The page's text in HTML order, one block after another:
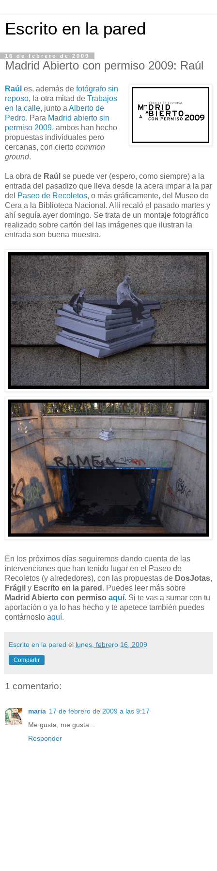
Escrito en la pared
16 de febrero de 2009
Madrid Abierto con permiso 2009: Raúl
Raúl es, además de fotógrafo sin
reposo, la otra mitad de Trabajos
en la calle, junto a Alberto de
Pedro. Para Madrid abierto sin
permiso 2009, ambos han hecho
propuestas individuales pero
cercanas, con cierto common
ground.
La obra de Raúl se puede ver (espero, como siempre) a la
entrada del pasadizo que lleva desde la acera impar a la par
del Paseo de Recoletos, o más gráficamente, del Museo de
Cera a la Biblioteca Nacional. Allí recaló el pasado martes y
ahí seguía ayer domingo. Se trata de un montaje fotográfico
realizado sobre cartón del las imágenes que ilustran la
entrada son buena muestra.
En los próximos días seguiremos dando cuenta de las
intervenciones que han tenido lugar en el Paseo de
Recoletos (y alrededores), con las propuestas de DosJotas,
Frágil y Escrito en la pared . Puedes leer más sobre
Madrid Abierto con permiso aquí. Si te vas a sumar con tu
aportación o ya lo has hecho y te apetece también puedes
contárnoslo aquí.
Escrito en la pared el lunes, febrero 16, 2009
Compartir
1 comentario:
maria 17 de febrero de 2009 a las 9:17
Me gusta, me gusta...
Responder